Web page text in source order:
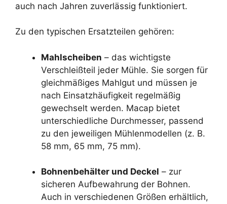
auch nach Jahren zuverlässig funktioniert.
Zu den typischen Ersatzteilen gehören:
Mahlscheiben – das wichtigste
Verschleißteil jeder Mühle. Sie sorgen für
gleichmäßiges Mahlgut und müssen je
nach Einsatzhäufigkeit regelmäßig
gewechselt werden. Macap bietet
unterschiedliche Durchmesser, passend
zu den jeweiligen Mühlenmodellen (z. B.
58 mm, 65 mm, 75 mm).
Bohnenbehälter und Deckel – zur
sicheren Aufbewahrung der Bohnen.
Auch in verschiedenen Größen erhältlich,